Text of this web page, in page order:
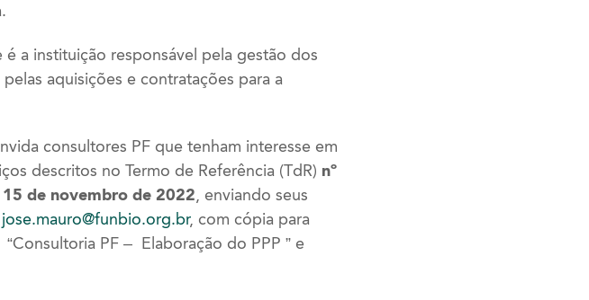
a instituição responsável pela gestão dos
aquisições e contratações para a
consultores PF que tenham interesse em
descritos no Termo de Referência (TdR) nº
15 de novembro de 2022, enviando seus
jose.mauro@funbio.org.br, com cópia para
PF – Elaboração do PPP ” e